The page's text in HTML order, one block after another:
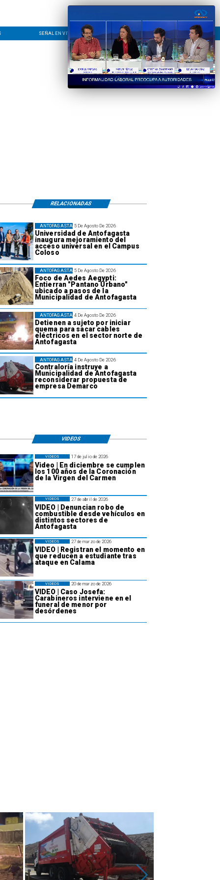
SEÑAL EN VIVO CONTACTO LÍNEA EDITORIAL
5 De Agosto De 2026
Universidad de Antofagasta
inaugura mejoramiento del
acceso universal en el Campus
Coloso
ANTOFAGASTA
5 De Agosto De 2026
Foco de Aedes Aegypti:
Entierran "Pantano Urbano"
ubicado a pasos de la
Municipalidad de Antofagasta
ANTOFAGASTA
4 De Agosto De 2026
Detienen a sujeto por iniciar
quema para sacar cables
eléctricos en el sector norte de
Antofagasta
ANTOFAGASTA
4 De Agosto De 2026
Contraloría instruye a
Municipalidad de Antofagasta
reconsiderar propuesta de
empresa Demarco
ANTOFAGASTA
RELACIONADAS
VIDEOS
17 de julio de 2026
Video | En diciembre se cumplen
los 100 años de la Coronación
de la Virgen del Carmen
VIDEOS
27 de abril de 2026
VIDEO | Denuncian robo de
combustible desde vehículos en
distintos sectores de
Antofagasta
VIDEOS
27 de marzo de 2026
VIDEO | Registran el momento en
que reducen a estudiante tras
ataque en Calama
VIDEOS
20 de marzo de 2026
VIDEO | Caso Josefa:
Carabineros interviene en el
funeral de menor por
desórdenes
VIDEOS